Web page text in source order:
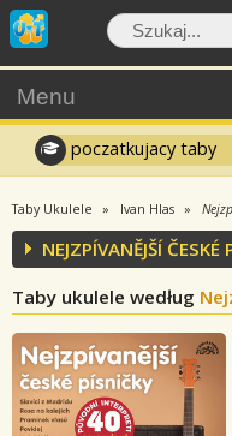
Menu
poczatkujacy taby
Taby Ukulele Ivan Hlas
NEJZPÍVANĚJŠÍ ČESKÉ
Taby ukulele według